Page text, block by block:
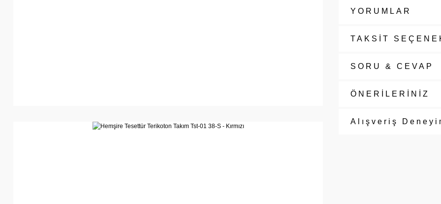
YORUMLAR
TAKSİT
SORU & CEVAP
ÖNERİLERİNİZ
Alışveriş